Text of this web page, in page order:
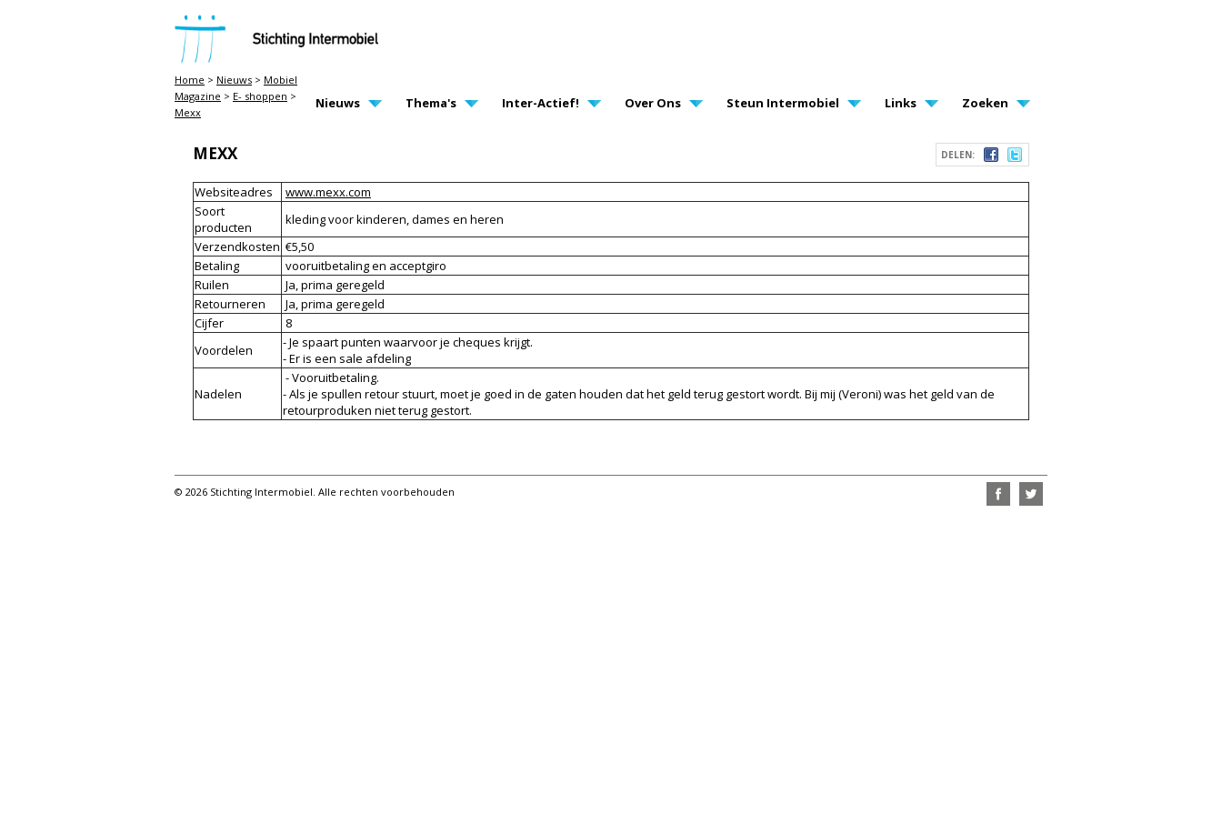
STICHTING INTERMOBIEL
MAIN PAGE NAVIGATION
Nieuws Thema's Inter-Actief! Over Ons Steun Intermobiel Links Zoeken
Home > Nieuws > Mobiel
Magazine > E- shoppen >
Mexx
DELEN:
MEXX
Websiteadres
www.mexx.com
Soort
producten
kleding voor kinderen, dames en heren
Verzendkosten €5,50
Betaling
vooruitbetaling en acceptgiro
Ruilen
Ja, prima geregeld
Retourneren
Ja, prima geregeld
Cijfer
8
Voordelen
- Je spaart punten waarvoor je cheques krijgt.
- Er is een sale afdeling
Nadelen
- Vooruitbetaling.
- Als je spullen retour stuurt, moet je goed in de gaten houden dat het geld terug gestort wordt. Bij mij (Veroni) was het geld van de
retourproduken niet terug gestort.
© 2026 Stichting Intermobiel. Alle rechten voorbehouden